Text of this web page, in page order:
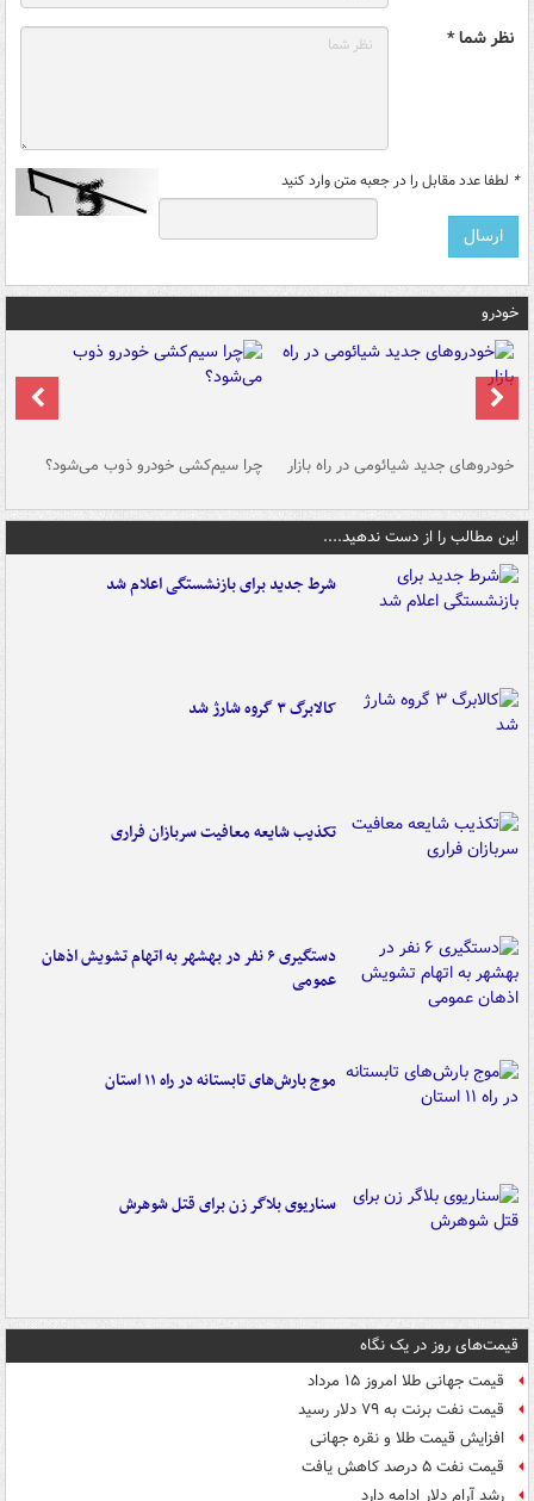
نظر شما *
* لطفا عدد مقابل را در جعبه متن وارد کنید
خودرو
خودروهای جدید شیائومی در راه بازار چرا سیم‌کشی خودرو ذوب می‌شود؟
این مطالب را از دست ندهید....
شرط جدید برای بازنشستگی اعلام شد
کالابرگ ۳ گروه شارژ شد
تکذیب شایعه معافیت سربازان فراری
دستگیری ۶ نفر در بهشهر به اتهام تشویش اذهان
عمومی
موج بارش‌های تابستانه در راه ۱۱ استان
سناریوی بلاگر زن برای قتل شوهرش
قیمت‌های روز در یک نگاه
قیمت جهانی طلا امروز ۱۵ مرداد
قیمت نفت برنت به ۷۹ دلار رسید
افزایش قیمت طلا و نقره جهانی
قیمت نفت ۵ درصد کاهش یافت
رشد آرام دلار ادامه دارد